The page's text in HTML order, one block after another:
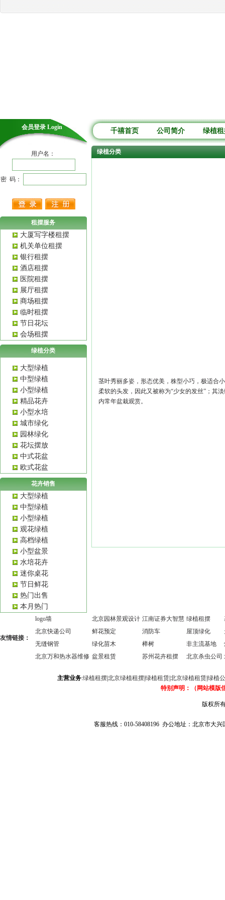
会员登录 Login
用户名：
密 码：
租摆服务
大厦写字楼租摆
机关单位租摆
银行租摆
酒店租摆
医院租摆
展厅租摆
商场租摆
临时租摆
节日花坛
会场租摆
绿植分类
大型绿植
中型绿植
小型绿植
精品花卉
小型水培
城市绿化
园林绿化
花坛摆放
中式花盆
欧式花盆
花卉销售
大型绿植
中型绿植
小型绿植
观花绿植
高档绿植
小型盆景
水培花卉
迷你桌花
节日鲜花
热门出售
本月热门
千禧首页 公司简介 绿植
绿植分类
茎叶秀丽多姿，形态优美，株型小巧，极适合
柔软的头发，因此又被称为“少女的发丝”；其
内常年盆栽观赏。
友情链接：
logo墙 北京园林景观设计 江南证券大智慧 绿植租摆
北京快递公司
鲜花预定 消防车 屋顶绿化
无缝钢管
绿化苗木 榉树 非主流基地
北京万和热水器维修 盆景租赁 苏州花卉租摆 北京杀虫公司
主营业务:绿植租摆|北京绿植租摆|绿植租赁|北京绿植租赁|绿植
特别声明：（网站模版
版权所
客服热线：010-58408196 办公地址：北京市大